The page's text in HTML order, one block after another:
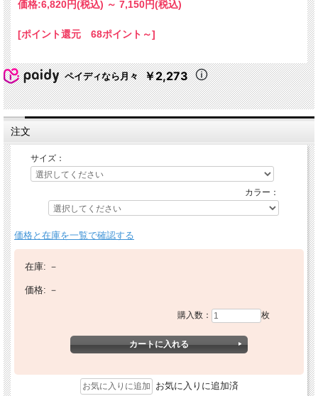
価格:6,820円(税込) ～ 7,150円(税込)
[ポイント還元 68ポイント～]
ペイディなら月々 ￥2,273
注文
サイズ：
カラー：
価格と在庫を一覧で確認する
在庫: －
価格: －
購入数： 枚
お気に入りに追加済